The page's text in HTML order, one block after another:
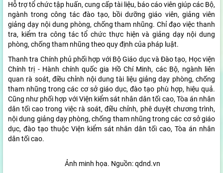
Hỗ trợ tổ chức tập huấn, cung cấp tài liệu, báo cáo viên giúp các Bộ,
ngành trong công tác đào tạo, bồi dưỡng giáo viên, giảng viên
giảng dạy nội dung phòng, chống tham nhũng. Chỉ đạo việc thanh
tra, kiểm tra công tác tổ chức thực hiện và giảng dạy nội dung
phòng, chống tham nhũng theo quy định của pháp luật.
Thanh tra Chính phủ phối hợp với Bộ Giáo dục và Đào tạo, Học viện
Chính trị - Hành chính quốc gia Hồ Chí Minh, các Bộ, ngành liên
quan rà soát, điều chỉnh nội dung tài liệu giảng dạy phòng, chống
tham nhũng trong các cơ sở giáo dục, đào tạo phù hợp, hiệu quả.
Cũng như phối hợp với Viện kiểm sát nhân dân tối cao, Tòa án nhân
dân tối cao trong việc rà soát, điều chỉnh, phê duyệt chương trình,
nội dung giảng dạy phòng, chống tham nhũng trong các cơ sở giáo
dục, đào tạo thuộc Viện kiểm sát nhân dân tối cao, Tòa án nhân
dân tối cao.
Ảnh minh họa. Nguồn: qdnd.vn